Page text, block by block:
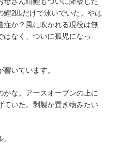
鯉2匹だけで泳いでいた。やは
症か？風に吹かれる現役は無
はなく、ついに孤児になっ
いています。
な。アースオーブンの上に
ていた。剥製か置き物みたい